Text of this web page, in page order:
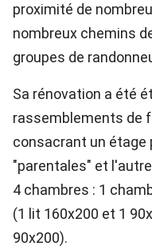
proximité de
nombreux chemins
groupes de
Sa rénovation a été
rassemblements de
consacrant un étage
"parentales" et
4 chambres : 1
(1 lit 160x200 et 1
90x200).